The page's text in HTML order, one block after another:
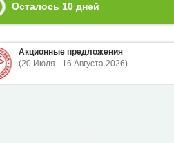
Осталось 10 дней
Акционные предложения
(20 Июля - 16 Августа 2026)